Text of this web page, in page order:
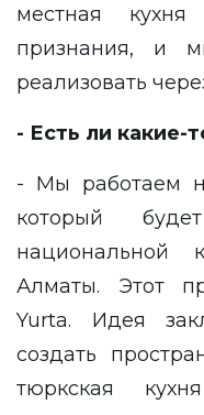
местная кухня
признания, и
реализовать
- Есть ли какие-
- Мы работаем
который
национальной
Алматы. Этот
Yurta. Идея
создать
тюркская